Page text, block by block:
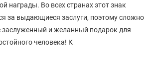
награды. Во всех странах этот знак
за выдающиеся заслуги, поэтому сложно
заслуженный и желанный подарок для
человека! К